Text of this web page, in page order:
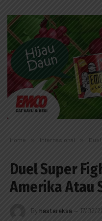
Home » Internasional » Duel
Duel Super
Amerika Atau
By hastareksa 17/02/